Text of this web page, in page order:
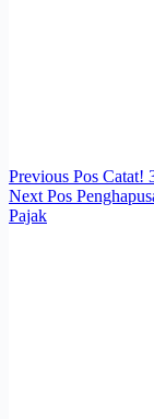
Previous Pos Catat!
Next Pos
Pajak